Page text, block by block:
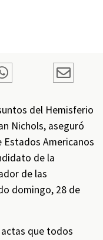
del Hemisferio
Nichols, aseguró
Estados Americanos
de la
de las
domingo, 28 de
que todos